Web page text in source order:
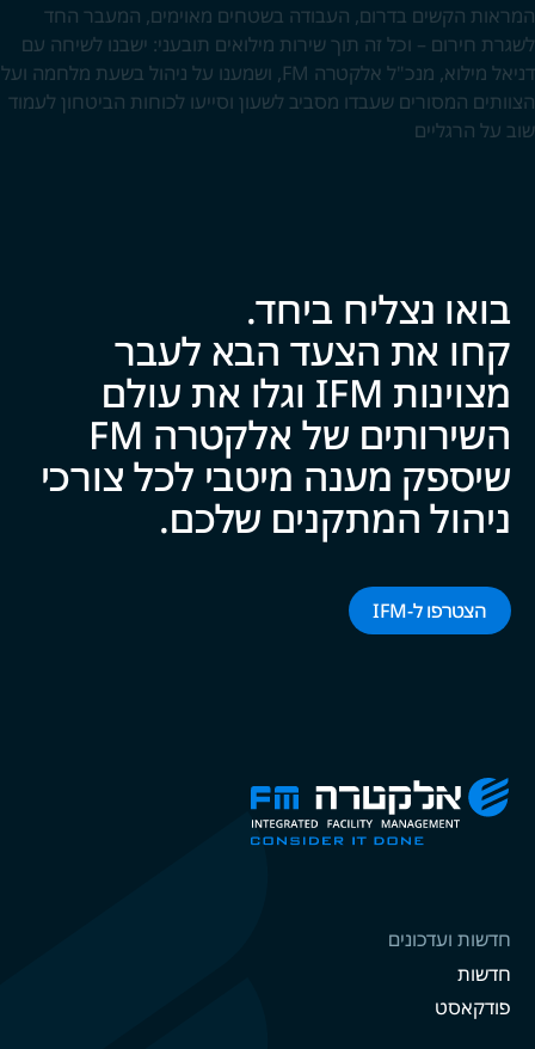
המראות הקשים בדרום, העבודה בשטחים מאוימים, המעבר החד
לשגרת חירום – וכל זה תוך שירות מילואים תובעני: ישבנו לשיחה עם
דניאל מילוא, מנכ"ל אלקטרה FM, ושמענו על ניהול בשעת מלחמה ועל
הצוותים המסורים שעבדו מסביב לשעון וסייעו לכוחות הביטחון לעמוד
שוב על הרגליים
בואו נצליח ביח‍‍ד.
קחו את הצעד הבא לעבר
מצוינות IFM וגלו את עולם
השירותים של אלקטרה FM
שיספק מענה מיטבי לכל צ‍‍ו‍‍רכי
ניהול המתקנים של‍‍כם.
הצטרפו ל-‌‌IFM‌‌
חדשות ועדכונים
חדשות
פודקאסט